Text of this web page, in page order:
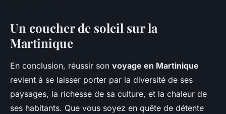
Un coucher de soleil sur la
Martinique
En conclusion, réussir son voyage en Martinique
revient à se laisser porter par la diversité de ses
paysages, la richesse de sa culture, et la chaleur de
ses habitants. Que vous soyez en quête de détente